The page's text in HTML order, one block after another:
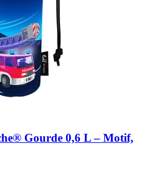
Gourde 0,6 L – Motif,